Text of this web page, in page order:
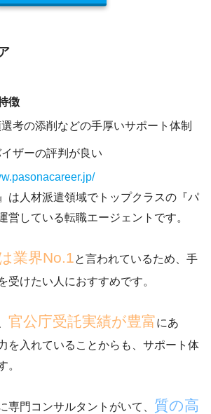
徴
考の添削などの手厚いサポート体制
ザーの評判が良い
は人材派遣領域でトップクラスの『パ
営している転職エージェントです。
業界No.1と言われているため、手
受けたい人におすすめです。
官公庁受託実績が豊富にあ
を入れていることからも、サポート体
。
専門コンサルタントがいて、 質の高